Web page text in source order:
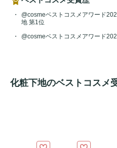
穴落ち・よれ・薄れ・くすみ(
があります。)
@cosmeベストコスメアワード
地 第1位
@cosmeベストコスメアワード
化粧下地のベストコスメ